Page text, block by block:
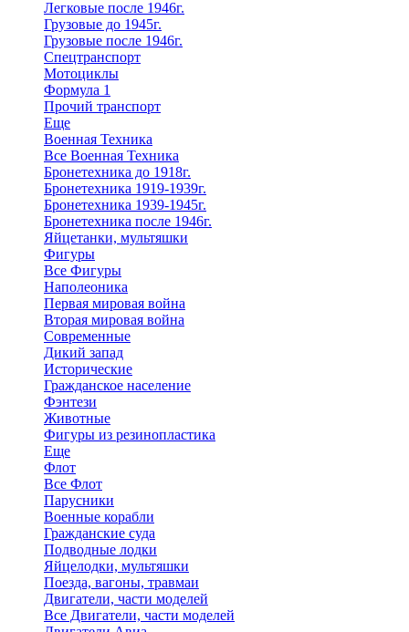
Легковые после 1946г.
Грузовые до 1945г.
Грузовые после 1946г.
Спецтранспорт
Мотоциклы
Формула 1
Прочий транспорт
Еще
Военная Техника
Все Военная Техника
Бронетехника до 1918г.
Бронетехника 1919-1939г.
Бронетехника 1939-1945г.
Бронетехника после 1946г.
Яйцетанки, мультяшки
Фигуры
Все Фигуры
Наполеоника
Первая мировая война
Вторая мировая война
Современные
Дикий запад
Исторические
Гражданское население
Фэнтези
Животные
Фигуры из резинопластика
Еще
Флот
Все Флот
Парусники
Военные корабли
Гражданские суда
Подводные лодки
Яйцелодки, мультяшки
Поезда, вагоны, травмаи
Двигатели, части моделей
Все Двигатели, части моделей